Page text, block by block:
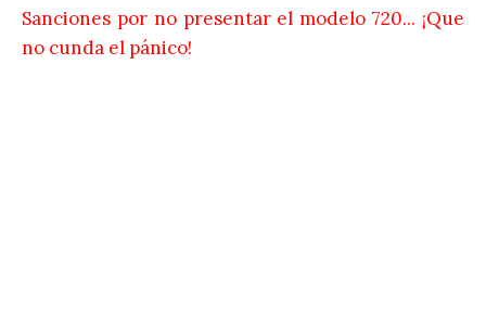
Sanciones por no presentar el modelo 720... ¡Que
no cunda el pánico!